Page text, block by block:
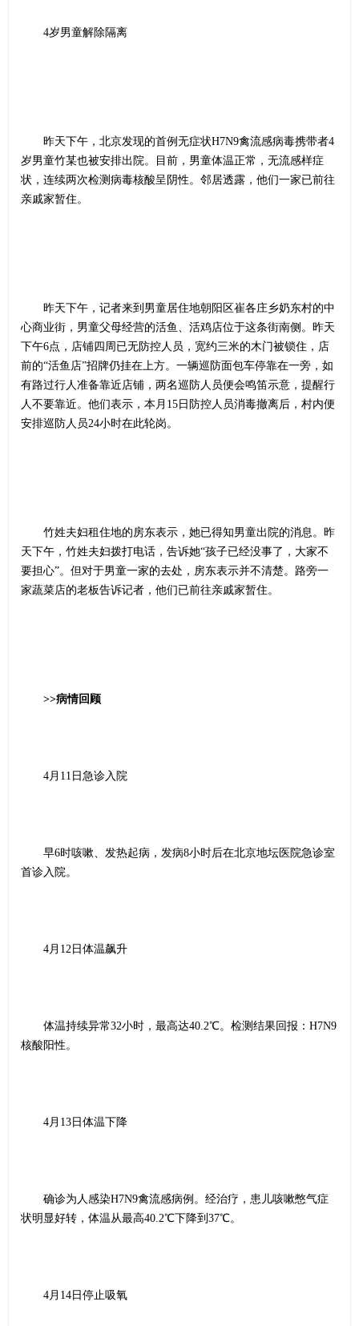
4岁男童解除隔离
昨天下午，北京发现的首例无症状H7N9禽流感病毒携带者4
岁男童竹某也被安排出院。目前，男童体温正常，无流感样症
状，连续两次检测病毒核酸呈阴性。邻居透露，他们一家已前往
亲戚家暂住。
昨天下午，记者来到男童居住地朝阳区崔各庄乡奶东村的中
心商业街，男童父母经营的活鱼、活鸡店位于这条街南侧。昨天
下午6点，店铺四周已无防控人员，宽约三米的木门被锁住，店
前的“活鱼店”招牌仍挂在上方。一辆巡防面包车停靠在一旁，如
有路过行人准备靠近店铺，两名巡防人员便会鸣笛示意，提醒行
人不要靠近。他们表示，本月15日防控人员消毒撤离后，村内便
安排巡防人员24小时在此轮岗。
竹姓夫妇租住地的房东表示，她已得知男童出院的消息。昨
天下午，竹姓夫妇拨打电话，告诉她“孩子已经没事了，大家不
要担心”。但对于男童一家的去处，房东表示并不清楚。路旁一
家蔬菜店的老板告诉记者，他们已前往亲戚家暂住。
>>病情回顾
4月11日急诊入院
早6时咳嗽、发热起病，发病8小时后在北京地坛医院急诊室
首诊入院。
4月12日体温飙升
体温持续异常32小时，最高达40.2℃。检测结果回报：H7N9
核酸阳性。
4月13日体温下降
确诊为人感染H7N9禽流感病例。经治疗，患儿咳嗽憋气症
状明显好转，体温从最高40.2℃下降到37℃。
4月14日停止吸氧